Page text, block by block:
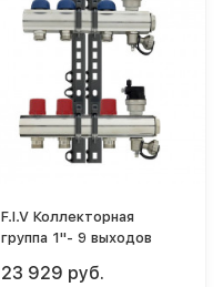
F.I.V Коллекторная
группа 1"- 9 выходов
23 929 руб.